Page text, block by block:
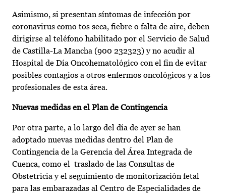
Asimismo, si presentan síntomas de infección por
coronavirus como tos seca, fiebre o falta de aire, deben
dirigirse al teléfono habilitado por el Servicio de Salud
de Castilla-La Mancha (900 232323) y no acudir al
Hospital de Día Oncohematológico con el fin de evitar
posibles contagios a otros enfermos oncológicos y a los
profesionales de esta área.
Nuevas medidas en el Plan de Contingencia
Por otra parte, a lo largo del día de ayer se han
adoptado nuevas medidas dentro del Plan de
Contingencia de la Gerencia del Área Integrada de
Cuenca, como el traslado de las Consultas de
Obstetricia y el seguimiento de monitorización fetal
para las embarazadas al Centro de Especialidades de